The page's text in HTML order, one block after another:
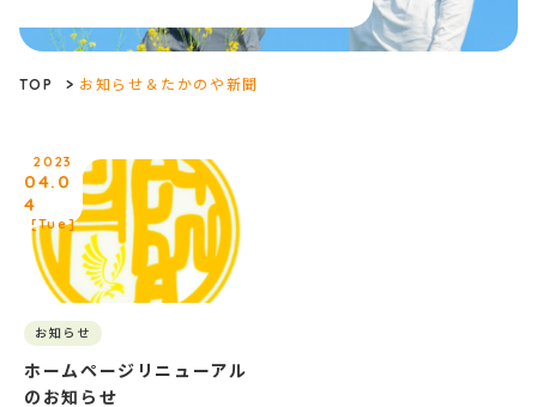
TOP > お知らせ＆たかのや新聞
2023
04.0
4
[Tue]
お知らせ
ホームページリニューアル
のお知らせ